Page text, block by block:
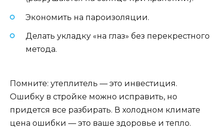
Экономить на пароизоляции.
Делать укладку «на глаз» без перекрестного
метода.
Помните: утеплитель — это инвестиция.
Ошибку в стройке можно исправить, но
придется все разбирать. В холодном климате
цена ошибки — это ваше здоровье и тепло.